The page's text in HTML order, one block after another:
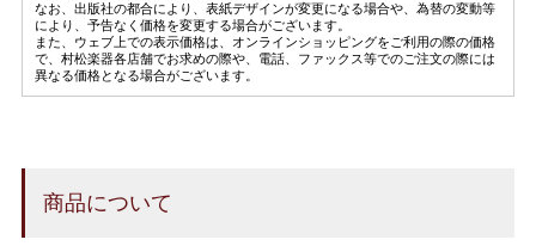
なお、出版社の都合により、表紙デザインが変更になる場合や、為替の変動等
により、予告なく価格を変更する場合がございます。
また、ウェブ上での表示価格は、オンラインショッピングをご利用の際の価格
で、村松楽器各店舗でお求めの際や、電話、ファックス等でのご注文の際には
異なる価格となる場合がございます。
商品について